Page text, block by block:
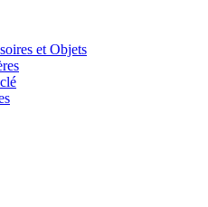
et Objets